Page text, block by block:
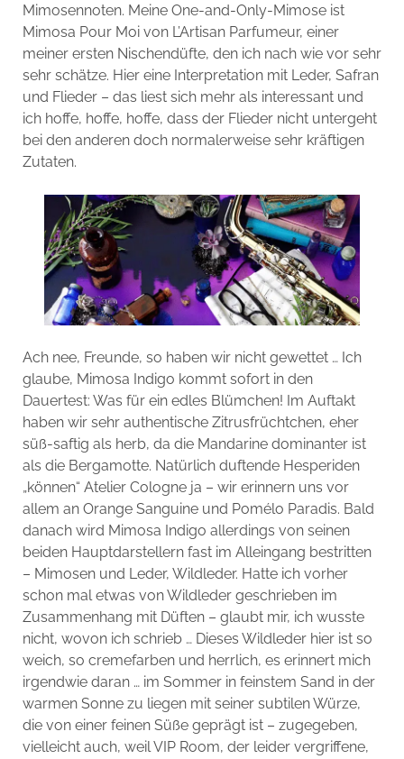
Mimosennoten. Meine One-and-Only-Mimose ist
Mimosa Pour Moi von L’Artisan Parfumeur, einer
meiner ersten Nischendüfte, den ich nach wie vor sehr
sehr schätze. Hier eine Interpretation mit Leder, Safran
und Flieder – das liest sich mehr als interessant und
ich hoffe, hoffe, hoffe, dass der Flieder nicht untergeht
bei den anderen doch normalerweise sehr kräftigen
Zutaten.
Ach nee, Freunde, so haben wir nicht gewettet … Ich
glaube, Mimosa Indigo kommt sofort in den
Dauertest: Was für ein edles Blümchen! Im Auftakt
haben wir sehr authentische Zitrusfrüchtchen, eher
süß-saftig als herb, da die Mandarine dominanter ist
als die Bergamotte. Natürlich duftende Hesperiden
„können“ Atelier Cologne ja – wir erinnern uns vor
allem an Orange Sanguine und Pomélo Paradis. Bald
danach wird Mimosa Indigo allerdings von seinen
beiden Hauptdarstellern fast im Alleingang bestritten
– Mimosen und Leder, Wildleder. Hatte ich vorher
schon mal etwas von Wildleder geschrieben im
Zusammenhang mit Düften – glaubt mir, ich wusste
nicht, wovon ich schrieb … Dieses Wildleder hier ist so
weich, so cremefarben und herrlich, es erinnert mich
irgendwie daran … im Sommer in feinstem Sand in der
warmen Sonne zu liegen mit seiner subtilen Würze,
die von einer feinen Süße geprägt ist – zugegeben,
vielleicht auch, weil VIP Room, der leider vergriffene,